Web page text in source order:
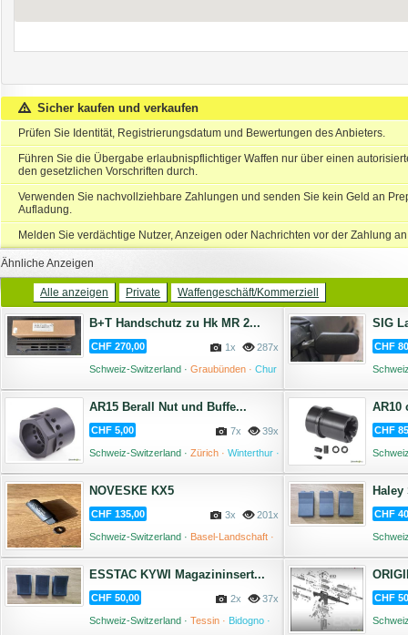
Sicher kaufen und verkaufen
Prüfen Sie Identität, Registrierungsdatum und Bewertungen des Anbieters.
Führen Sie die Übergabe erlaubnispflichtiger Waffen nur über einen
den gesetzlichen Vorschriften durch.
Verwenden Sie nachvollziehbare Zahlungen und senden Sie kein Geld an
Aufladung.
Melden Sie verdächtige Nutzer, Anzeigen oder Nachrichten vor der Zahlung
Ähnliche Anzeigen
Alle anzeigen Private Waffengeschäft/Kommerziell
B+T Handschutz zu Hk MR 2...
CHF 270,00 287x
1x
Schweiz-Switzerland · Graubünden · Chur
SIG
CHF
AR15 Berall Nut und Buffe...
CHF 5,00 39x
7x
Schweiz-Switzerland · Zürich · Winterthur ·
AR10
CHF
NOVESKE KX5
CHF 135,00 201x
3x
Schweiz-Switzerland · Basel-Landschaft ·
CHF
ESSTAC KYWI Magazininsert...
CHF 50,00 37x
2x
Schweiz-Switzerland · Tessin · Bidogno ·
CHF